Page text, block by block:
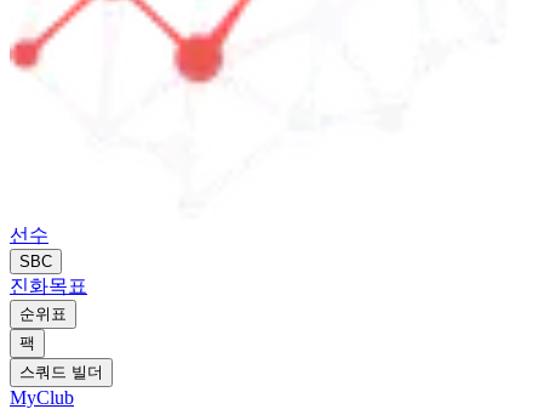
선수
SBC
진화목표
순위표
팩
스쿼드 빌더
MyClub